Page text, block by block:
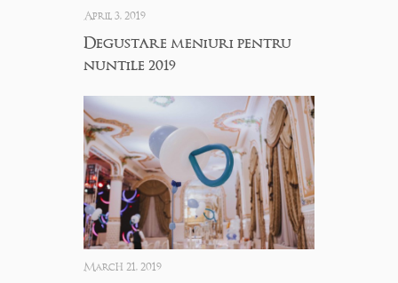
April 3, 2019
Degustare meniuri pentru
nuntile 2019
March 21, 2019